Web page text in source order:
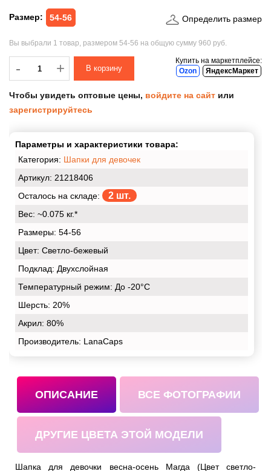
Размер: 54-56 Определить размер
Вы выбрали 1 товар, размером 54-56 на общую сумму 960 руб.
-
- +
Купить на маркетплейсе:
Ozon
ЯндексМаркет
Чтобы увидеть оптовые цены, войдите на сайт или
зарегистрируйтесь
Параметры и характеристики товара:
Категория: Шапки для девочек
Артикул: 21218406
Осталось на складе:
2 шт.
Вес: ~0.075 кг.*
Размеры: 54-56
Цвет: Светло-бежевый
Подклад: Двухслойная
Температурный режим: До -20°С
Шерсть: 20%
Акрил: 80%
Производитель: LanaCaps
ОПИСАНИЕ ВСЕ ФОТОГРАФИИ
ДРУГИЕ ЦВЕТА ЭТОЙ МОДЕЛИ
Шапка для девочки весна-осень Магда (Цвет светло-